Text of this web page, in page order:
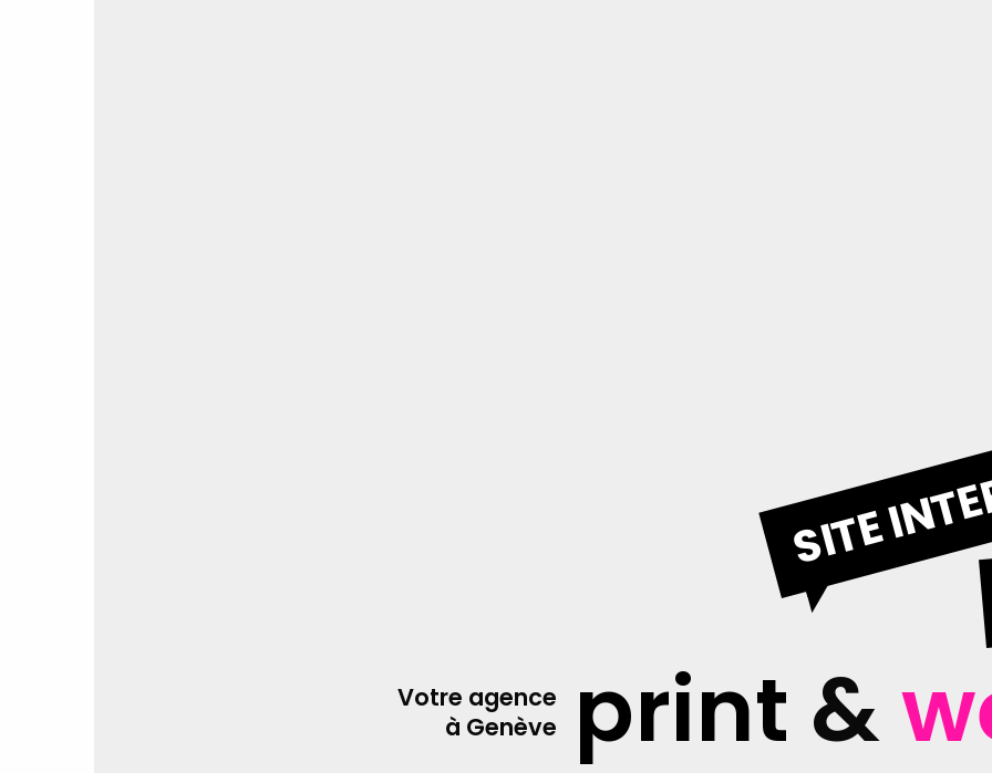
Votre agence
à Genève
print &
SITE